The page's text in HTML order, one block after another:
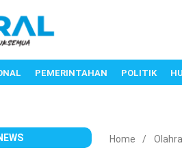
PEMERINTAHAN POLITIK
Home /